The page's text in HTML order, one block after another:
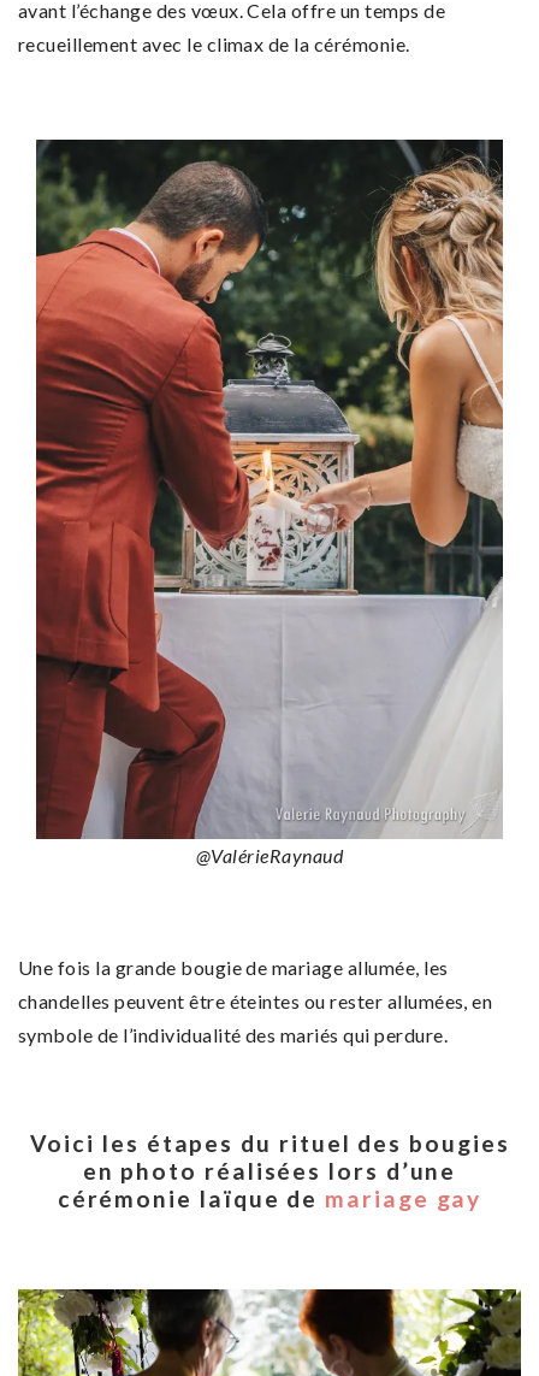
avant l’échange des vœux. Cela offre un temps de
recueillement avec le climax de la cérémonie.
@ValérieRaynaud
Une fois la grande bougie de mariage allumée, les
chandelles peuvent être éteintes ou rester allumées, en
symbole de l’individualité des mariés qui perdure.
Voici les étapes du rituel des bougies
en photo réalisées lors d’une
cérémonie laïque de mariage gay